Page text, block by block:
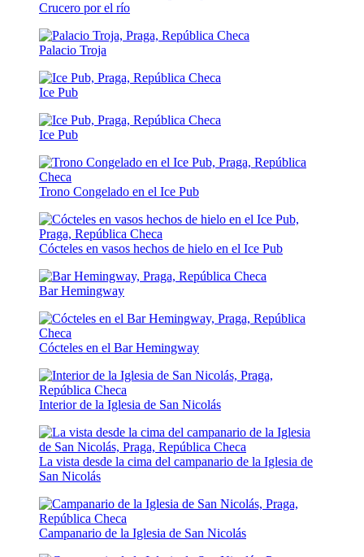
Crucero por el río
Palacio Troja
Ice Pub
Ice Pub
Trono Congelado en el Ice Pub
Cócteles en vasos hechos de hielo en el Ice Pub
Bar Hemingway
Cócteles en el Bar Hemingway
Interior de la Iglesia de San Nicolás
La vista desde la cima del campanario de la Iglesia de
San Nicolás
Campanario de la Iglesia de San Nicolás